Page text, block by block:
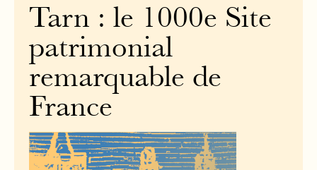
Tarn : le 1000e Site
patrimonial
remarquable de
France